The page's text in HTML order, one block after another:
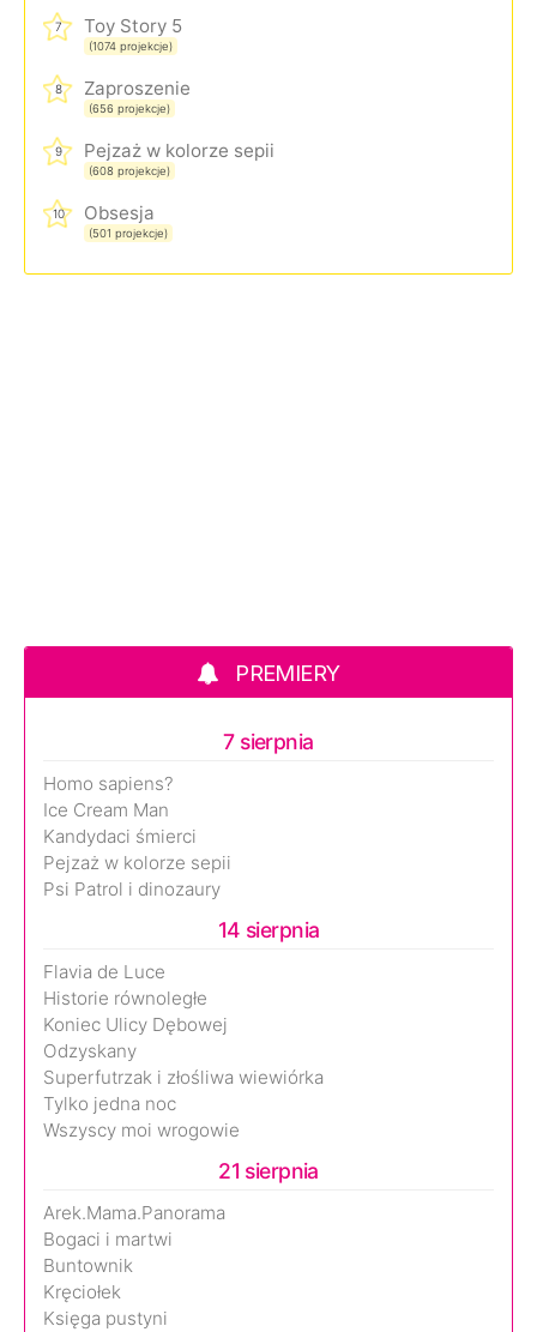
7 Toy Story 5
(1074 projekcje)
8 Zaproszenie
(656 projekcje)
9 Pejzaż w kolorze sepii
(608 projekcje)
10 Obsesja
(501 projekcje)
PREMIERY
7 sierpnia
Homo sapiens?
Ice Cream Man
Kandydaci śmierci
Pejzaż w kolorze sepii
Psi Patrol i dinozaury
14 sierpnia
Flavia de Luce
Historie równoległe
Koniec Ulicy Dębowej
Odzyskany
Superfutrzak i złośliwa wiewiórka
Tylko jedna noc
Wszyscy moi wrogowie
21 sierpnia
Arek.Mama.Panorama
Bogaci i martwi
Buntownik
Kręciołek
Księga pustyni